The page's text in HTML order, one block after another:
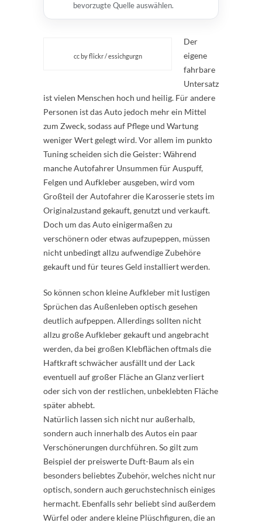
bevorzugte Quelle auswählen.
cc by flickr / essichgurgn
Der
eigene
fahrbare
Untersatz
ist vielen Menschen hoch und heilig. Für andere
Personen ist das Auto jedoch mehr ein Mittel
zum Zweck, sodass auf Pflege und Wartung
weniger Wert gelegt wird. Vor allem im punkto
Tuning scheiden sich die Geister: Während
manche Autofahrer Unsummen für Auspuff,
Felgen und Aufkleber ausgeben, wird vom
Großteil der Autofahrer die Karosserie stets im
Originalzustand gekauft, genutzt und verkauft.
Doch um das Auto einigermaßen zu
verschönern oder etwas aufzupeppen, müssen
nicht unbedingt allzu aufwendige Zubehöre
gekauft und für teures Geld installiert werden.
So können schon kleine Aufkleber mit lustigen
Sprüchen das Außenleben optisch gesehen
deutlich aufpeppen. Allerdings sollten nicht
allzu große Aufkleber gekauft und angebracht
werden, da bei großen Klebflächen oftmals die
Haftkraft schwächer ausfällt und der Lack
eventuell auf großer Fläche an Glanz verliert
oder sich von der restlichen, unbeklebten Fläche
später abhebt.
Natürlich lassen sich nicht nur außerhalb,
sondern auch innerhalb des Autos ein paar
Verschönerungen durchführen. So gilt zum
Beispiel der preiswerte Duft-Baum als ein
besonders beliebtes Zubehör, welches nicht nur
optisch, sondern auch geruchstechnisch einiges
hermacht. Ebenfalls sehr beliebt sind außerdem
Würfel oder andere kleine Plüschfiguren, die an